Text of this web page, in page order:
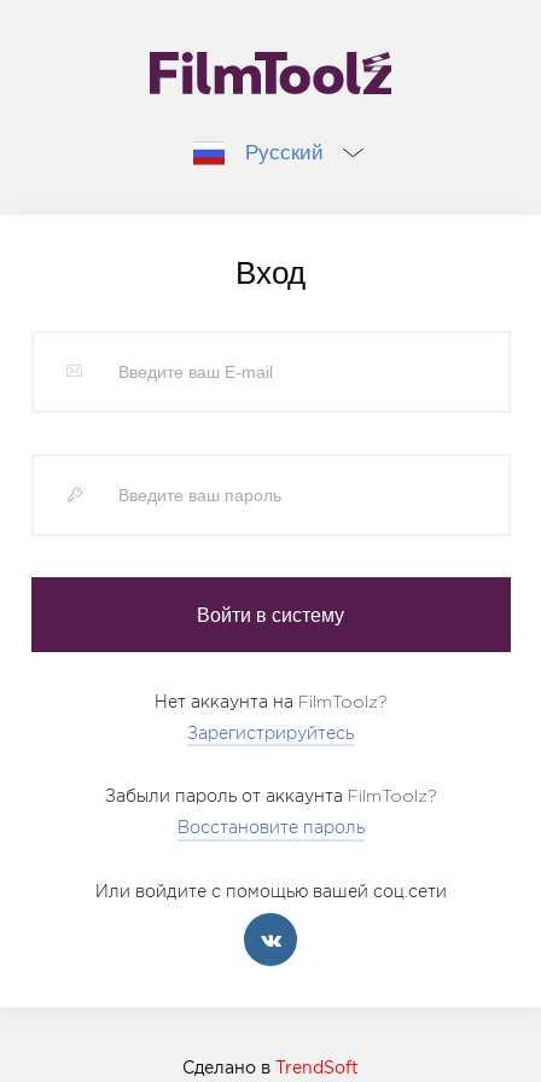
Русский
Вход
Нет аккаунта на FilmToolz?
Зарегистрируйтесь
Забыли пароль от аккаунта FilmToolz?
Восстановите пароль
Или войдите с помощью вашей соц.сети
Сделано в TrendSoft